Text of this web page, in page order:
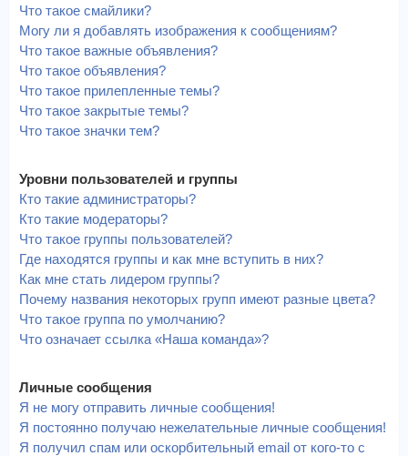
Что такое смайлики?
Могу ли я добавлять изображения к сообщениям?
Что такое важные объявления?
Что такое объявления?
Что такое прилепленные темы?
Что такое закрытые темы?
Что такое значки тем?
Уровни пользователей и группы
Кто такие администраторы?
Кто такие модераторы?
Что такое группы пользователей?
Где находятся группы и как мне вступить в них?
Как мне стать лидером группы?
Почему названия некоторых групп имеют разные цвета?
Что такое группа по умолчанию?
Что означает ссылка «Наша команда»?
Личные сообщения
Я не могу отправить личные сообщения!
Я постоянно получаю нежелательные личные сообщения!
Я получил спам или оскорбительный email от кого-то с